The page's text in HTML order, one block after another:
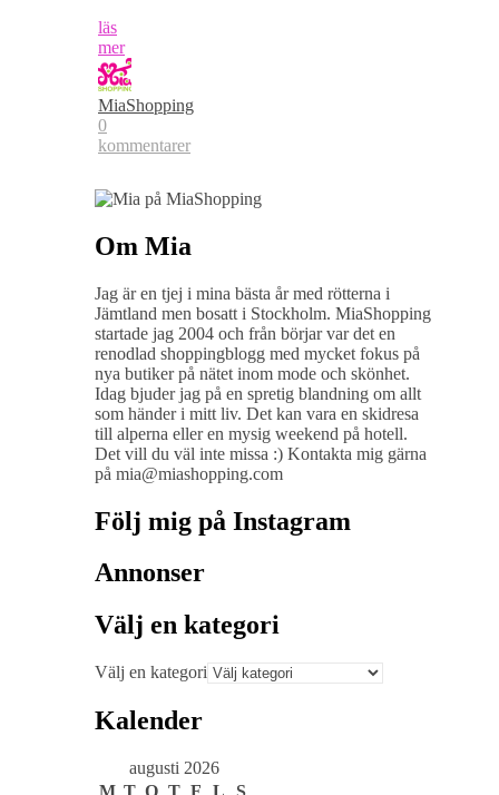
läs
mer
MiaShopping
0
kommentarer
Om Mia
Jag är en tjej i mina bästa år med rötterna i
Jämtland men bosatt i Stockholm. MiaShopping
startade jag 2004 och från börjar var det en
renodlad shoppingblogg med mycket fokus på
nya butiker på nätet inom mode och skönhet.
Idag bjuder jag på en spretig blandning om allt
som händer i mitt liv. Det kan vara en skidresa
till alperna eller en mysig weekend på hotell.
Det vill du väl inte missa :) Kontakta mig gärna
på mia@miashopping.com
Följ mig på Instagram
Annonser
Välj en kategori
Välj en kategori
Kalender
augusti 2026
M T O T F L S